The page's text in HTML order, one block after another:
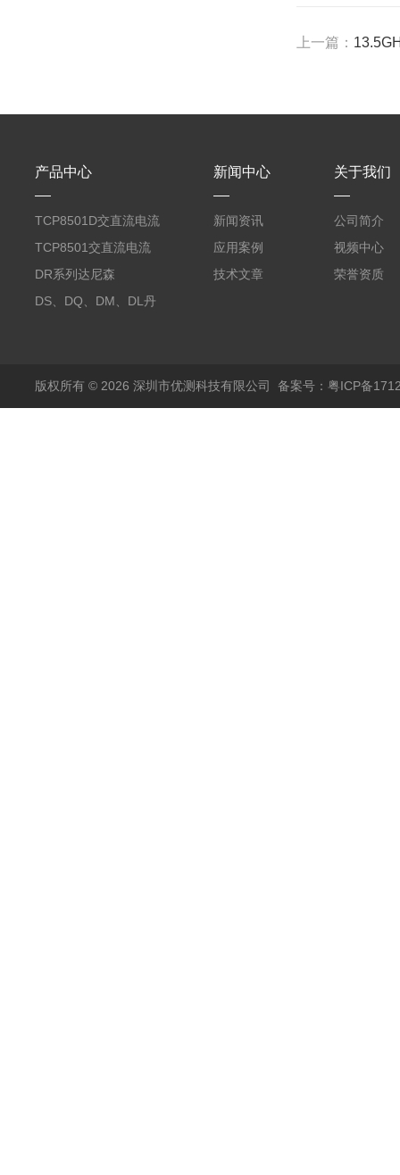
上一篇：
产品中心
TCP8501D交直流电流
探头500A
TCP8501交直流电流
探头500A
DR系列达尼森
Danisense高精度电流
DS、DQ、DM、DL丹
新闻中心
新闻资讯
应用案例
技术文章
关于我们
公司简介
视频中心
荣誉资质
版权所有 © 2026 深圳市优测科技有限公司 备案号：粤ICP备